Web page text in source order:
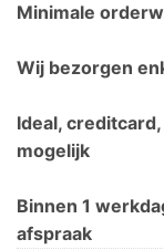
Minimale
Wij bezorgen
Ideal,
mogelijk
Binnen 1
afspraak